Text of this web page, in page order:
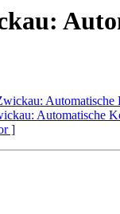
Automatische
]